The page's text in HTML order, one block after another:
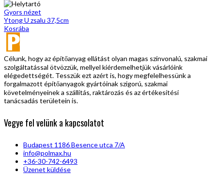
Gyors nézet
Ytong U zsalu 37,5cm
Kosrába
Célunk, hogy az építőanyag ellátást olyan magas színvonalú, szakmai
szolgáltatással ötvözzük, mellyel kiérdemelhetjük vásárlóink
elégedettségét. Tesszük ezt azért is, hogy megfelelhessünk a
forgalmazott építőanyagok gyártóinak szigorú, szakmai
követelményeinek a szállítás, raktározás és az értékesítési
tanácsadás területein is.
Vegye fel velünk a kapcsolatot
Budapest 1186 Besence utca 7/A
info@polmax.hu
+36-30-742-6493
Üzenet küldése